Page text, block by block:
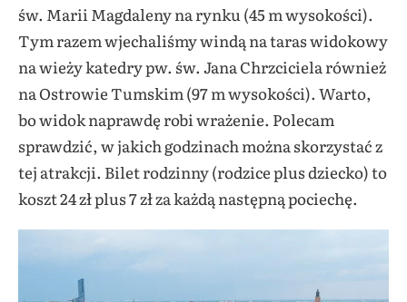
św. Marii Magdaleny na rynku (45 m wysokości).
Tym razem wjechaliśmy windą na taras widokowy
na wieży katedry pw. św. Jana Chrzciciela również
na Ostrowie Tumskim (97 m wysokości). Warto,
bo widok naprawdę robi wrażenie. Polecam
sprawdzić, w jakich godzinach można skorzystać z
tej atrakcji. Bilet rodzinny (rodzice plus dziecko) to
koszt 24 zł plus 7 zł za każdą następną pociechę.